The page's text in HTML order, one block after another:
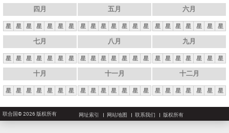
四月
星 星 星 星 星 星 星
五月
星 星 星 星 星 星 星
六月
星 星 星 星 星 星 星
七月
星 星 星 星 星 星 星
八月
星 星 星 星 星 星 星
九月
星 星 星 星 星 星 星
十月
星 星 星 星 星 星 星
十一月
星 星 星 星 星 星 星
十二月
星 星 星 星 星 星 星
联合国© 2026 版权所有 网址索引 网站地图 联系我们 版权所有